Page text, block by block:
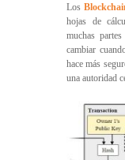
Los
hojas de
muchas
cambiar
hace más
una autoridad